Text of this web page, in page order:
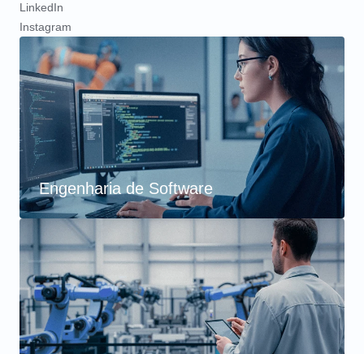
LinkedIn
Instagram
Engenharia de Software